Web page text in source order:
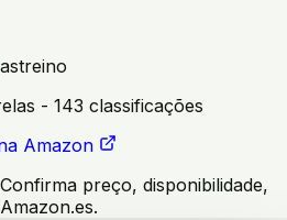
treino
- 143 classificações
Amazon
preço, disponibilidade,